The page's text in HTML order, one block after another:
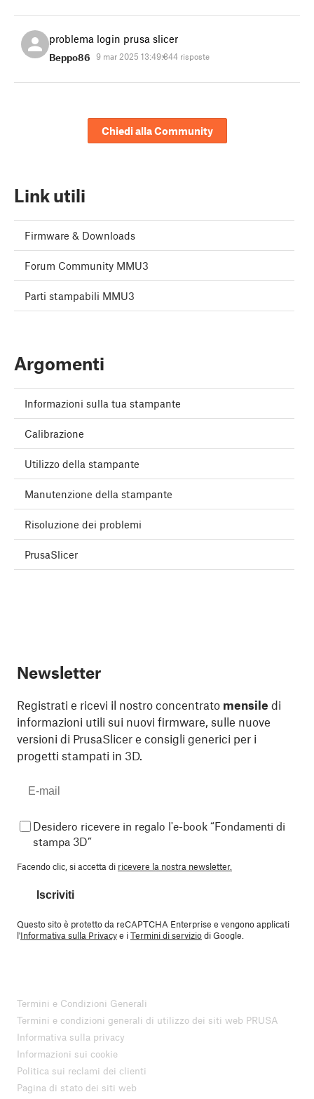
problema login prusa slicer
Beppo86 9 mar 2025 13:49:344 risposte
Chiedi alla Community
Link utili
Firmware & Downloads
Forum Community MMU3
Parti stampabili MMU3
Argomenti
Informazioni sulla tua stampante
Calibrazione
Utilizzo della stampante
Manutenzione della stampante
Risoluzione dei problemi
PrusaSlicer
Newsletter
Registrati e ricevi il nostro concentrato mensile di
informazioni utili sui nuovi firmware, sulle nuove
versioni di PrusaSlicer e consigli generici per i
progetti stampati in 3D.
Desidero ricevere in regalo l'e-book “Fondamenti di
stampa 3D”
Facendo clic, si accetta di ricevere la nostra newsletter.
Iscriviti
Questo sito è protetto da reCAPTCHA Enterprise e vengono applicati
l'Informativa sulla Privacye iTermini di serviziodi Google.
Termini e Condizioni Generali
Termini e condizioni generali di utilizzo dei siti web PRUSA
Informativa sulla privacy
Informazioni sui cookie
Politica sui reclami dei clienti
Pagina di stato dei siti web